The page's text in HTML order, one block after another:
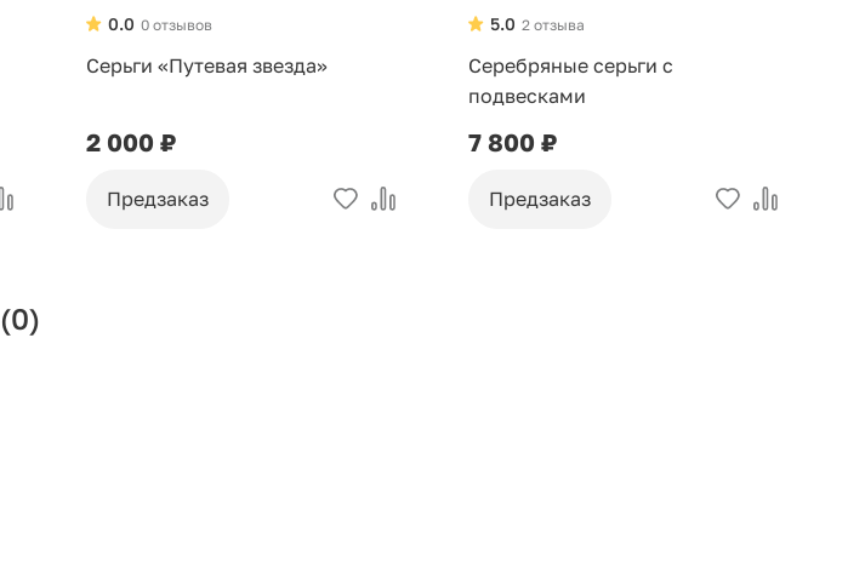
0 отзывов
0.0
Серьги «Путевая звезда»
2 000 ₽
Предзаказ
2 отзыва
5.0
Серебряные серьги с
подвесками
7 800 ₽
Предзаказ
(0)